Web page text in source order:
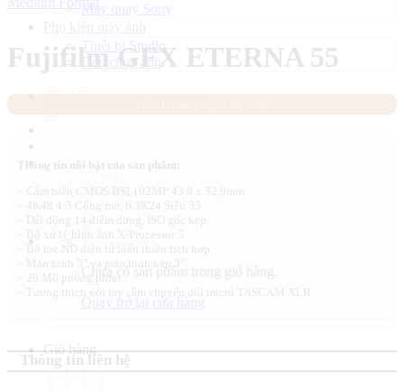
Máy quay Sony
Thiết bị Studio
Đèn chụp ảnh
Tìm
Giỏ hàng
Fujifilm GFX ETERNA 55
Thông tin liên hệ